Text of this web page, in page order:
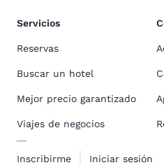
Servicios
Reservas
Buscar un hotel
Mejor precio garantizado
Viajes de negocios
Inscribirme Iniciar sesión